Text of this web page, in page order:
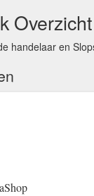
Overzicht
handelaar en